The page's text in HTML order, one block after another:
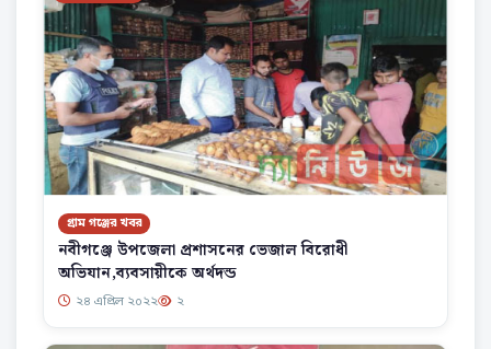
গ্রাম গঞ্জের খবর
নবীগঞ্জে উপজেলা প্রশাসনের ভেজাল বিরোধী
অভিযান,ব্যবসায়ীকে অর্থদন্ড
২৪ এপ্রিল ২০২২ ২